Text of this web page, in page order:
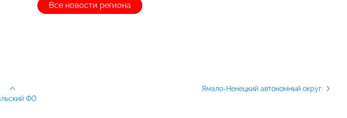
Все новости региона
Ямало-Ненецкий автономный округ
ФО